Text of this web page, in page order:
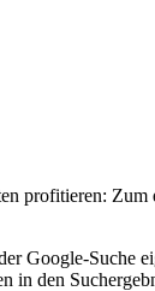
profitieren: Zum
Google-Suche
in den